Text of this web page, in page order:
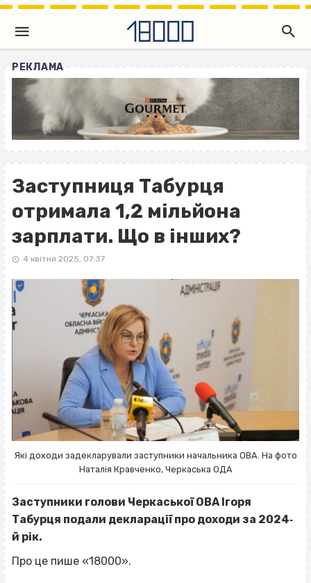
РЕКЛАМА
Заступниця Табурця
отримала 1,2 мільйона
зарплати. Що в інших?
4 квітня 2025, 07:37
Які доходи задекларували заступники начальника ОВА. На фото
Наталія Кравченко, Черкаська ОДА
Заступники голови Черкаської ОВА Ігоря
Табурця подали декларації про доходи за 2024‐
й рік.
Про це пише «18000».